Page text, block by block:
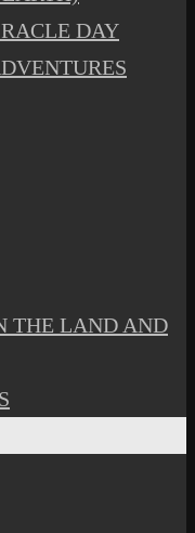
DAY
THE LAND AND